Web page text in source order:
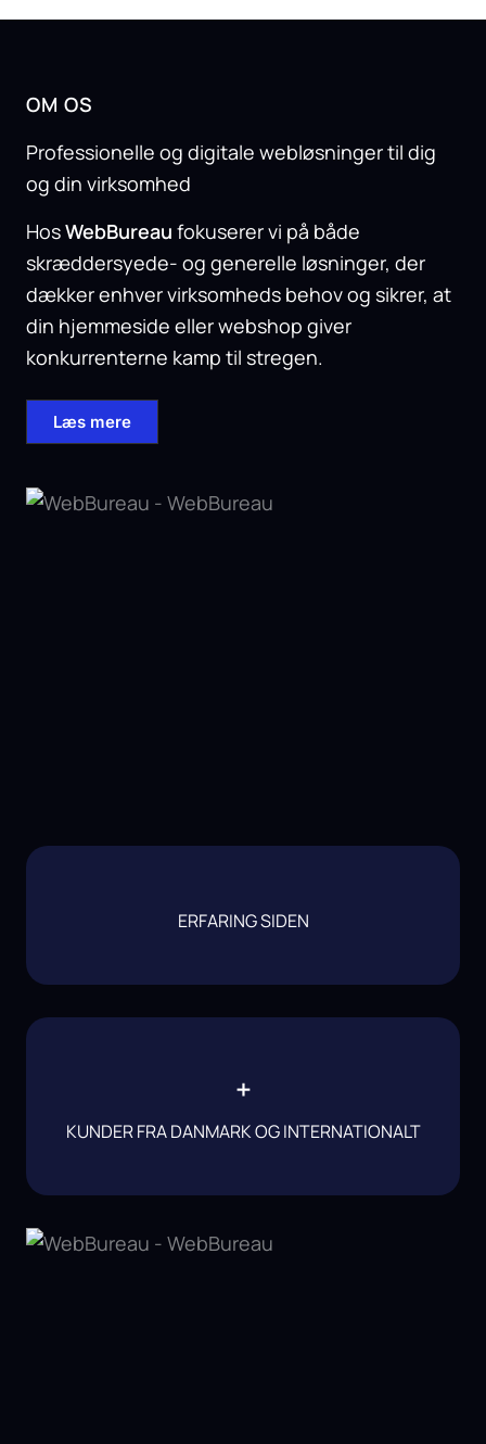
OM OS
Professionelle og digitale webløsninger til dig
og din virksomhed
HosWebBureau fokuserer vi på både
skræddersyede- og generelle løsninger, der
dækker enhver virksomheds behov og sikrer, at
din hjemmeside eller webshop giver
konkurrenterne kamp til stregen.
Læs mere
ERFARING SIDEN
+
KUNDER FRA DANMARK OG INTERNATIONALT